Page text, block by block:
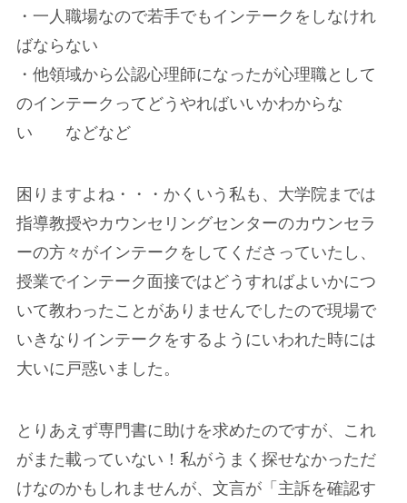
・一人職場なので若手でもインテークをしなけれ
ばならない
・他領域から公認心理師になったが心理職として
のインテークってどうやればいいかわからな
い などなど
困りますよね・・・かくいう私も、大学院までは
指導教授やカウンセリングセンターのカウンセラ
ーの方々がインテークをしてくださっていたし、
授業でインテーク面接ではどうすればよいかにつ
いて教わったことがありませんでしたので現場で
いきなりインテークをするようにいわれた時には
大いに戸惑いました。
とりあえず専門書に助けを求めたのですが、これ
がまた載っていない！私がうまく探せなかっただ
けなのかもしれませんが、文言が「主訴を確認す